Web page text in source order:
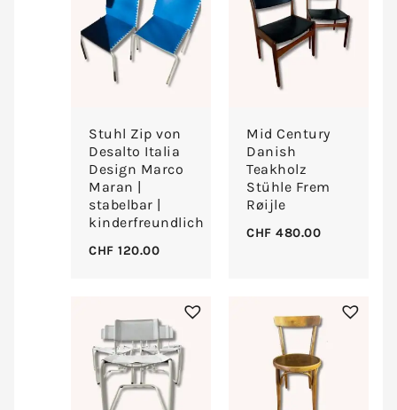
Stuhl Zip von
Desalto Italia
Design Marco
Maran |
stabelbar |
kinderfreundlich
CHF 120.00
Mid Century
Danish
Teakholz
Stühle Frem
Røijle
CHF 480.00